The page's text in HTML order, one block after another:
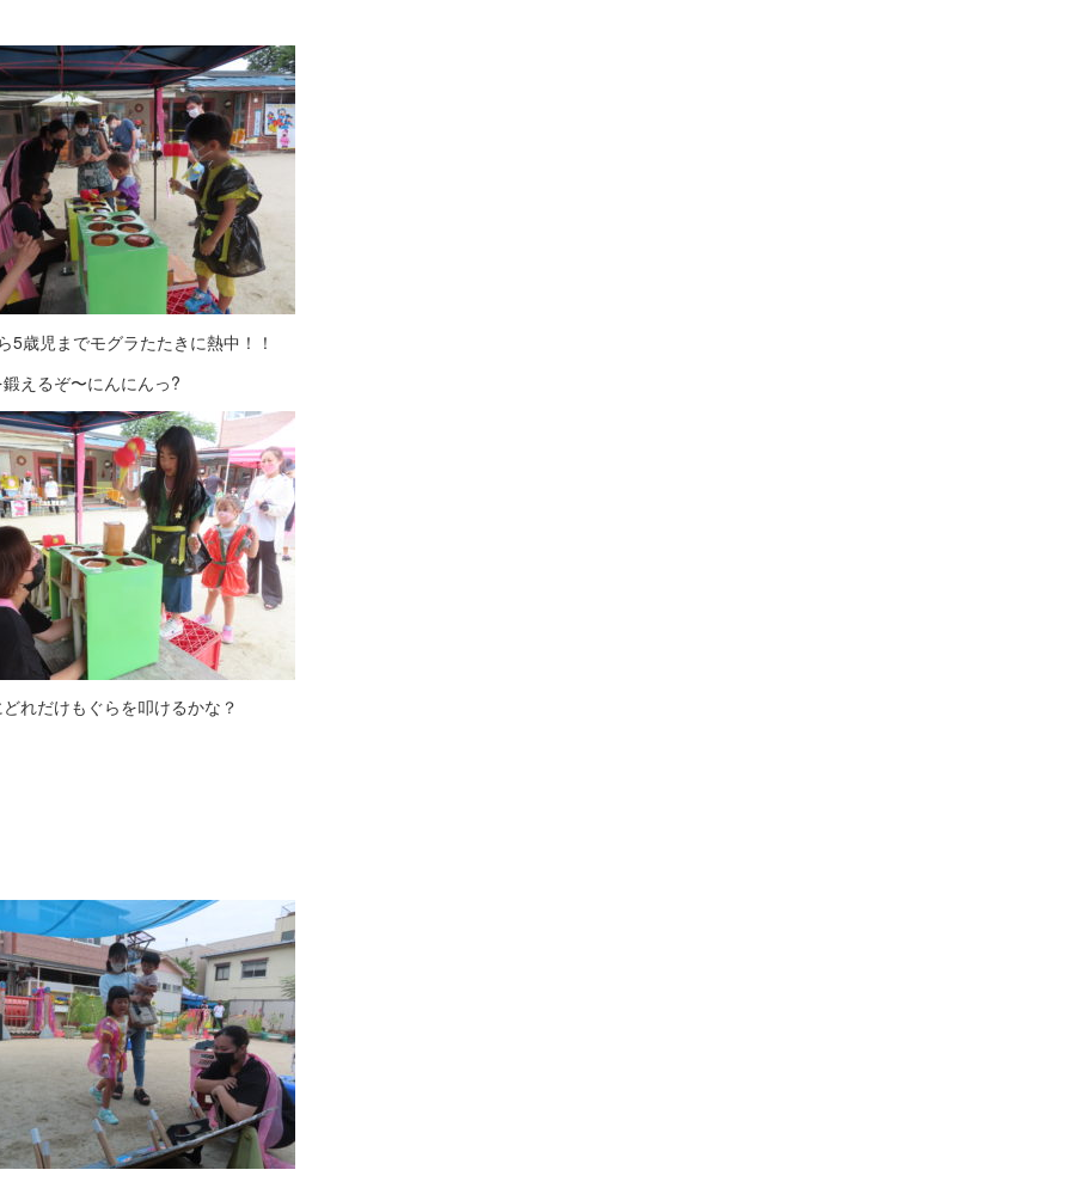
5歳児までモグラたたきに熱中！！
えるぞ〜にんにんっ?
れだけもぐらを叩けるかな？